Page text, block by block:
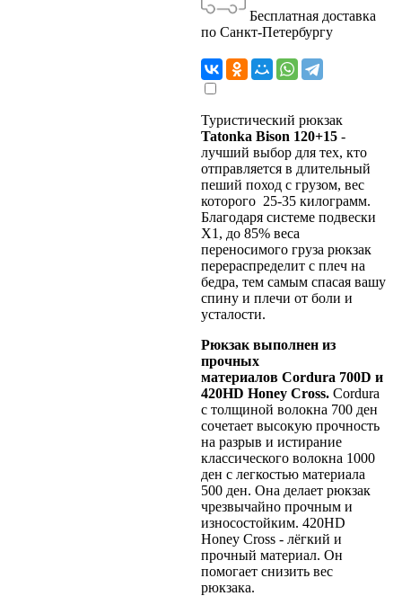
Бесплатная доставка
по Санкт-Петербургу
Туристический рюкзак
Tatonka Bison 120+15 -
лучший выбор для тех, кто
отправляется в длительный
пеший поход c грузом, вес
которого 25-35 килограмм.
Благодаря системе подвески
Х1, до 85% веса
переносимого груза рюкзак
перераспределит с плеч на
бедра, тем самым спасая вашу
спину и плечи от боли и
усталости.
Рюкзак выполнен из
прочных
материалов Cordura 700D и
420HD Honey Cross. Cordura
с толщиной волокна 700 ден
сочетает высокую прочность
на разрыв и истирание
классического волокна 1000
ден с легкостью материала
500 ден. Она делает рюкзак
чрезвычайно прочным и
износостойким. 420HD
Honey Cross - лёгкий и
прочный материал. Он
помогает снизить вес
рюкзака.